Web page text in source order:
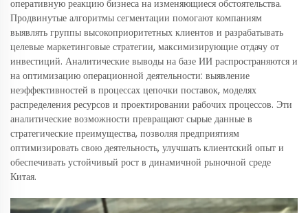
оперативную реакцию бизнеса на изменяющиеся обстоятельства.
Продвинутые алгоритмы сегментации помогают компаниям
выявлять группы высокоприоритетных клиентов и разрабатывать
целевые маркетинговые стратегии, максимизирующие отдачу от
инвестиций. Аналитические выводы на базе ИИ распространяются и
на оптимизацию операционной деятельности: выявление
неэффективностей в процессах цепочки поставок, моделях
распределения ресурсов и проектировании рабочих процессов. Эти
аналитические возможности превращают сырые данные в
стратегические преимущества, позволяя предприятиям
оптимизировать свою деятельность, улучшать клиентский опыт и
обеспечивать устойчивый рост в динамичной рыночной среде
Китая.